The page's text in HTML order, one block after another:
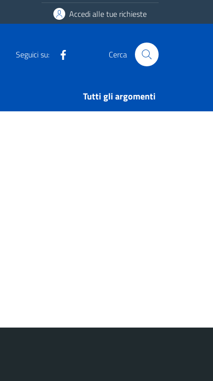
Accedi alle tue richieste
Seguici su: Cerca
Tutti gli argomenti